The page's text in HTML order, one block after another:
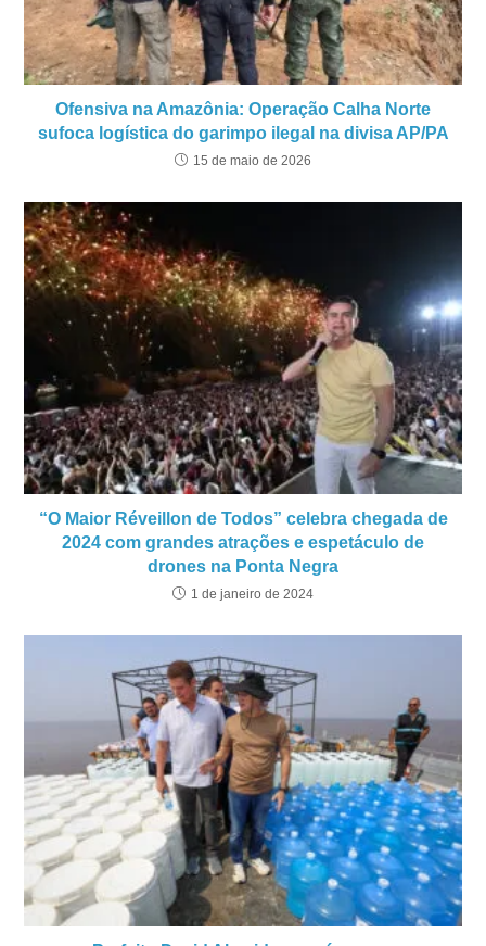
Ofensiva na Amazônia: Operação Calha Norte
sufoca logística do garimpo ilegal na divisa AP/PA
15 de maio de 2026
“O Maior Réveillon de Todos” celebra chegada de
2024 com grandes atrações e espetáculo de
drones na Ponta Negra
1 de janeiro de 2024